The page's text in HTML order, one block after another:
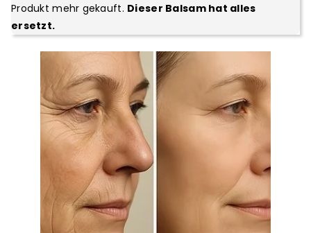
Produkt mehr gekauft. Dieser Balsam hat alles
ersetzt.